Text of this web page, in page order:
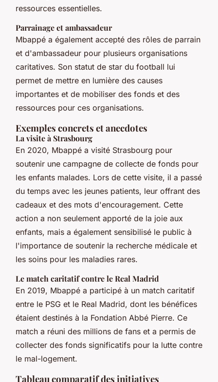
ressources essentielles.
Parrainage et ambassadeur
Mbappé a également accepté des rôles de parrain
et d'ambassadeur pour plusieurs organisations
caritatives. Son statut de star du football lui
permet de mettre en lumière des causes
importantes et de mobiliser des fonds et des
ressources pour ces organisations.
Exemples concrets et anecdotes
La visite à Strasbourg
En 2020, Mbappé a visité Strasbourg pour
soutenir une campagne de collecte de fonds pour
les enfants malades. Lors de cette visite, il a passé
du temps avec les jeunes patients, leur offrant des
cadeaux et des mots d'encouragement. Cette
action a non seulement apporté de la joie aux
enfants, mais a également sensibilisé le public à
l'importance de soutenir la recherche médicale et
les soins pour les maladies rares.
Le match caritatif contre le Real Madrid
En 2019, Mbappé a participé à un match caritatif
entre le PSG et le Real Madrid, dont les bénéfices
étaient destinés à la Fondation Abbé Pierre. Ce
match a réuni des millions de fans et a permis de
collecter des fonds significatifs pour la lutte contre
le mal-logement.
Tableau comparatif des initiatives